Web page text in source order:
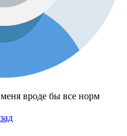
вроде бы все норм